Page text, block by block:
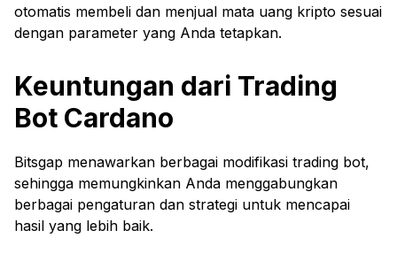
otomatis membeli dan menjual mata uang kripto sesuai
dengan parameter yang Anda tetapkan.
Keuntungan dari Trading
Bot Cardano
Bitsgap menawarkan berbagai modifikasi trading bot,
sehingga memungkinkan Anda menggabungkan
berbagai pengaturan dan strategi untuk mencapai
hasil yang lebih baik.